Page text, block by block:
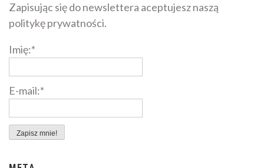
Zapisując się do newslettera aceptujesz naszą
politykę prywatności.
Imię:*
E-mail:*